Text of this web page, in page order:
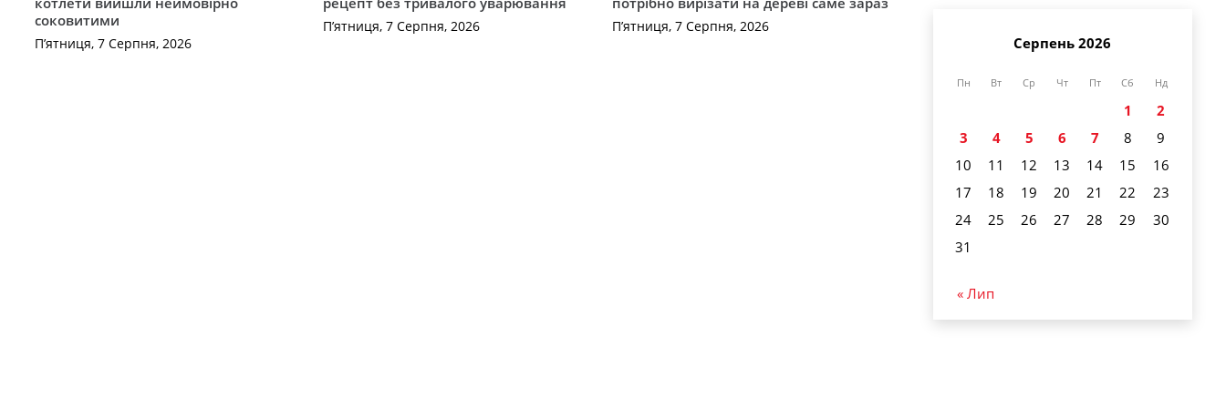
соковитими
П’ятниця, 7 Серпня, 2026
П’ятниця, 7 Серпня, 2026 П’ятниця, 7 Серпня, 2026
Серпень 2026
Пн Вт Ср Чт Пт Сб Нд
1
2
3
4 5 6 7 8
9
10
11 12 13 14 15
16
17
18 19 20 21 22
23
24
25 26 27 28 29
30
31
« Лип